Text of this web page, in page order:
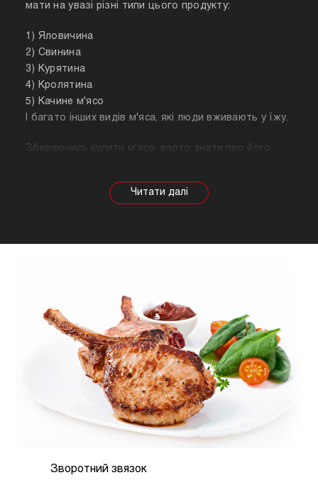
мати на увазі різні типи цього продукту:
1) Яловичина
2) Свинина
3) Курятина
4) Кролятина
5) Качине м'ясо
І багато інших видів м'яса, які люди вживають у їжу.
Збираючись купити м'ясо, варто знати про його
залежності від тварини властивості продукту
будуть змінюватися, так само як рекомендації
підійде для людей, які сидять на дієті.
Зворотний звязок